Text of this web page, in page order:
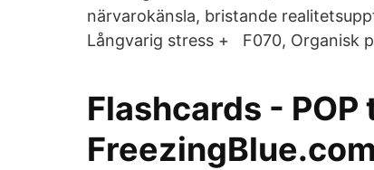
närvarokänsla, bristande
Långvarig stress + F070, Organisk
Flashcards - POP
FreezingBlue.com